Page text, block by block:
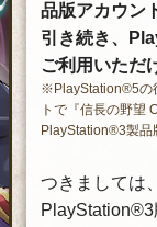
品版アカウン
引き続き、
ご利用いただ
※PlayStation®5の
トで『信長の野望
PlayStation®3製品
つきましては
PlayStation®3